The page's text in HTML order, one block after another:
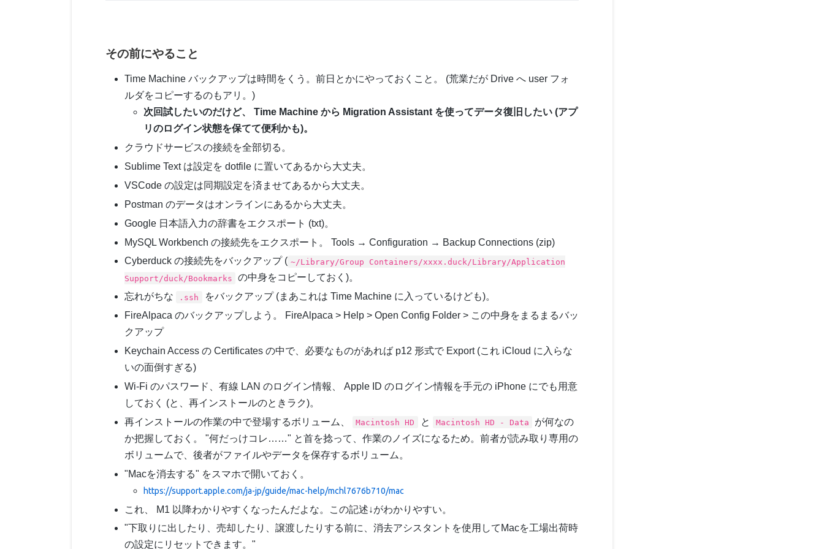
その前にやること
Time Machine バックアップは時間をくう。前日とかにやっておくこと。 (荒業だが Drive へ user フォ
ルダをコピーするのもアリ。)
次回試したいのだけど、 Time Machine から Migration Assistant を使ってデータ復旧したい (アプ
リのログイン状態を保てて便利かも)。
クラウドサービスの接続を全部切る。
Sublime Text は設定を dotfile に置いてあるから大丈夫。
VSCode の設定は同期設定を済ませてあるから大丈夫。
Postman のデータはオンラインにあるから大丈夫。
Google 日本語入力の辞書をエクスポート (txt)。
MySQL Workbench の接続先をエクスポート。 Tools → Configuration → Backup Connections (zip)
Cyberduck の接続先をバックアップ ( ~/Library/Group Containers/xxxx.duck/Library/Application
Support/duck/Bookmarks
の中身をコピーしておく)。
忘れがちな
.ssh
をバックアップ (まあこれは Time Machine に入っているけども)。
FireAlpaca のバックアップしよう。 FireAlpaca > Help > Open Config Folder > この中身をまるまるバッ
クアップ
Keychain Access の Certificates の中で、必要なものがあれば p12 形式で Export (これ iCloud に入らな
いの面倒すぎる)
Wi-Fi のパスワード、有線 LAN のログイン情報、 Apple ID のログイン情報を手元の iPhone にでも用意
しておく (と、再インストールのときラク)。
再インストールの作業の中で登場するボリューム、
Macintosh HD と Macintosh HD - Data
が何なの
か把握しておく。 "何だっけコレ……" と首を捻って、作業のノイズになるため。前者が読み取り専用の
ボリュームで、後者がファイルやデータを保存するボリューム。
"Macを消去する" をスマホで開いておく。
https://support.apple.com/ja-jp/guide/mac-help/mchl7676b710/mac
これ、 M1 以降わかりやすくなったんだよな。この記述↓がわかりやすい。
"下取りに出したり、売却したり、譲渡したりする前に、消去アシスタントを使用してMacを工場出荷時
の設定にリセットできます。"